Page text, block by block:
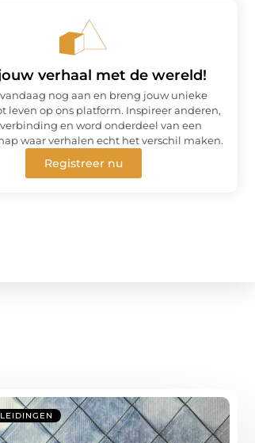
verhaal met de wereld!
nog aan en breng jouw unieke
leven op ons platform. Inspireer anderen,
en word onderdeel van een
waar verhalen echt het verschil maken.
Registreer nu